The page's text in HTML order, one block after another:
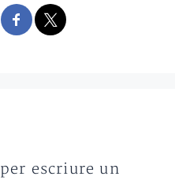
per escriure un